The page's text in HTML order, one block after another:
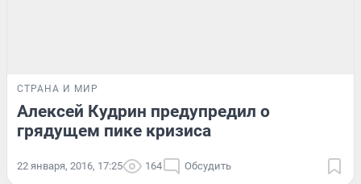
СТРАНА И МИР
Алексей Кудрин предупредил о
грядущем пике кризиса
22 января, 2016, 17:25 164 Обсудить